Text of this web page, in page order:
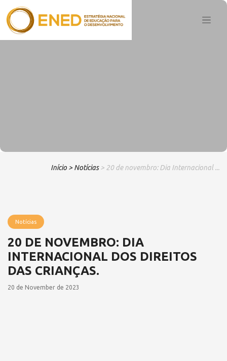
Início > Notícias > 20 de novembro: Dia Internacional ...
Notícias
20 DE NOVEMBRO: DIA
INTERNACIONAL DOS DIREITOS
DAS CRIANÇAS.
20 de November de 2023